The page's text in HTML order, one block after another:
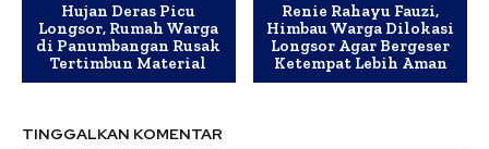
Hujan Deras Picu
Longsor, Rumah Warga
di Panumbangan Rusak
Tertimbun Material
Renie Rahayu Fauzi,
Himbau Warga Dilokasi
Longsor Agar Bergeser
Ketempat Lebih Aman
TINGGALKAN KOMENTAR